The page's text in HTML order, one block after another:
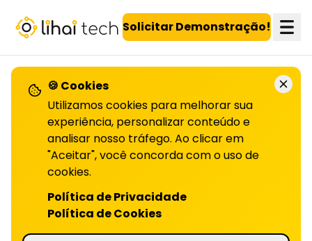
LiHai - Página inicial Solicitar Demonstração!
Confira todos os artigos!
Agro: gamificação e fidelização
de revendas
Gamificação no agro fortalece revendas,
🍪 Cookies
Utilizamos cookies para melhorar sua
experiência, personalizar conteúdo e
analisar nosso tráfego. Ao clicar em
"Aceitar", você concorda com o uso de
cookies.
Política de Privacidade
Política de Cookies